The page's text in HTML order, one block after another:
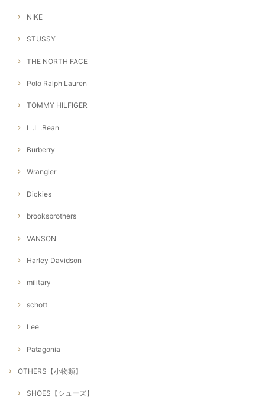
NIKE
STUSSY
THE NORTH FACE
Polo Ralph Lauren
TOMMY HILFIGER
L .L .Bean
Burberry
Wrangler
Dickies
brooksbrothers
VANSON
Harley Davidson
military
schott
Lee
Patagonia
OTHERS【小物類】
SHOES【シューズ】